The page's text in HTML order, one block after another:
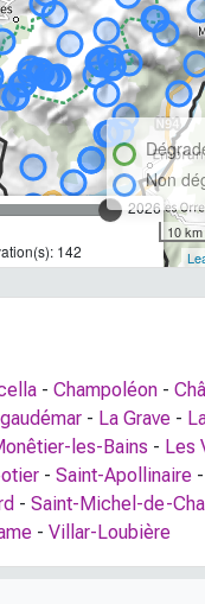
2026
142
Non
10 km
- Champoléon -
- La Grave -
les-Bains - Les
- Saint-Apollinaire -
- Saint-Michel-de-
- Villar-Loubière